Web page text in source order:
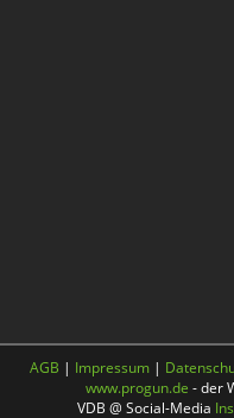
AGB | Impressum |
www.progun.de - der
VDB @ Social-Media